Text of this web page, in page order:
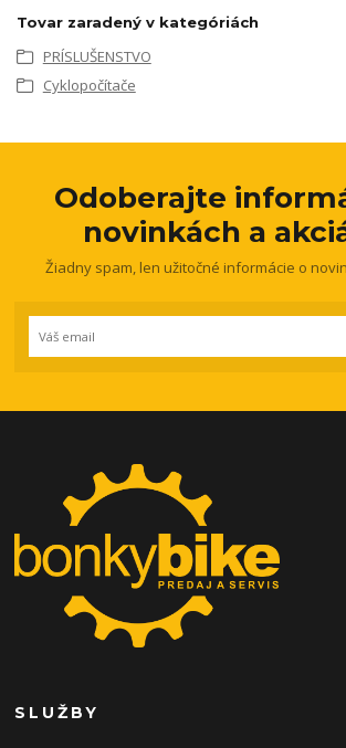
Tovar zaradený v kategóriách
PRÍSLUŠENSTVO
Cyklopočítače
Odoberajte
novinkách a
Žiadny spam, len užitočné informácie o
SLUŽBY